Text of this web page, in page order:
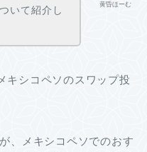
黄昏ほーむ
いて紹介し
キシコペソのスワップ投
、メキシコペソでのおす